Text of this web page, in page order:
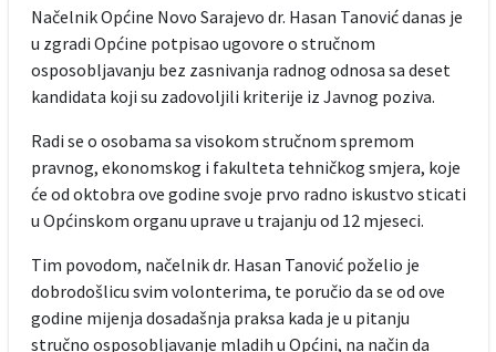
Načelnik Općine Novo Sarajevo dr. Hasan Tanović danas je
u zgradi Općine potpisao ugovore o stručnom
osposobljavanju bez zasnivanja radnog odnosa sa deset
kandidata koji su zadovoljili kriterije iz Javnog poziva.
Radi se o osobama sa visokom stručnom spremom
pravnog, ekonomskog i fakulteta tehničkog smjera, koje
će od oktobra ove godine svoje prvo radno iskustvo sticati
u Općinskom organu uprave u trajanju od 12 mjeseci.
Tim povodom, načelnik dr. Hasan Tanović poželio je
dobrodošlicu svim volonterima, te poručio da se od ove
godine mijenja dosadašnja praksa kada je u pitanju
stručno osposobljavanje mladih u Općini, na način da